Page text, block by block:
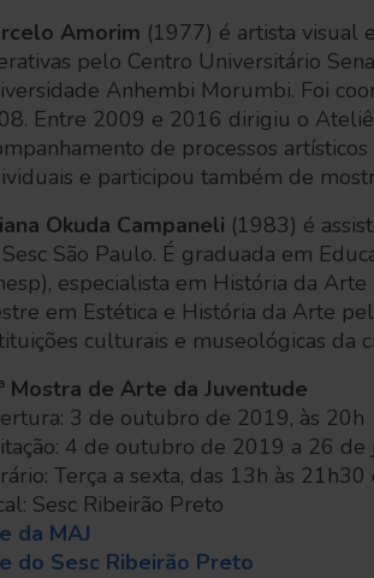
Amorim (1977) é artista visual
pelo Centro Universitário
Anhembi Morumbi. Foi
Entre 2009 e 2016 dirigiu o
de processos
e participou também de
Okuda Campaneli (1983) é
São Paulo. É graduada em
especialista em História da
em Estética e História da Arte
culturais e museológicas da
Mostra de Arte da Juventude
3 de outubro de 2019, às 20h
4 de outubro de 2019 a 26
Terça a sexta, das 13h às
Sesc Ribeirão Preto
da MAJ
do Sesc Ribeirão Preto